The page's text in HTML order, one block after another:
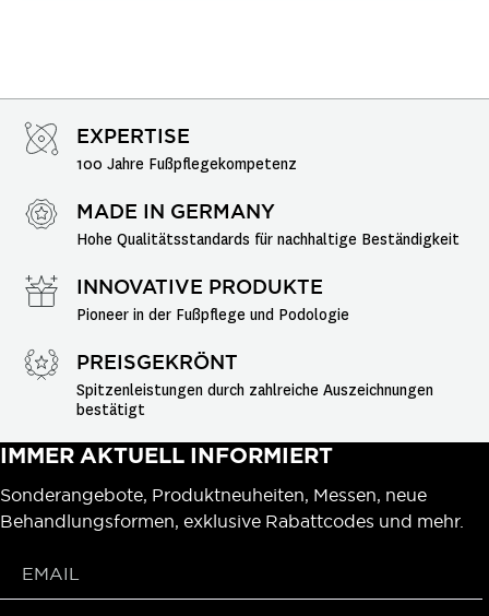
EXPERTISE
100 Jahre Fußpflegekompetenz
MADE IN GERMANY
Hohe Qualitätsstandards für nachhaltige Beständigkeit
INNOVATIVE PRODUKTE
Pioneer in der Fußpflege und Podologie
PREISGEKRÖNT
Spitzenleistungen durch zahlreiche Auszeichnungen
bestätigt
IMMER AKTUELL INFORMIERT
Sonderangebote, Produktneuheiten, Messen, neue
Behandlungsformen, exklusive Rabattcodes und mehr.